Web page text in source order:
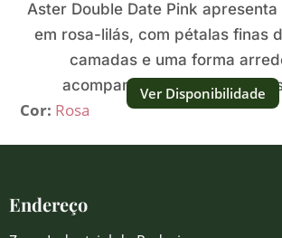
Aster Double Date Pink
em rosa-lilás, com pétalas finas
camadas e uma forma
acompanhada por
Cor: Rosa
Ver Disponibilidade
Endereço